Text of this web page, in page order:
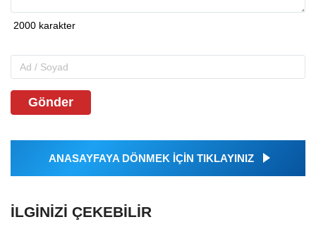
Gönder
ANASAYFAYA DÖNMEK İÇİN TIKLAYINIZ
İLGINIZI ÇEKEBILIR